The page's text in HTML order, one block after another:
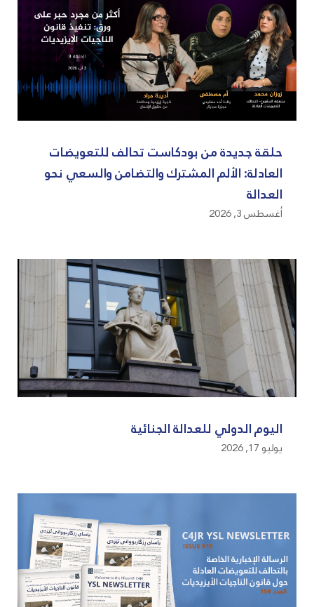
حلقة جديدة من بودكاست تحالف للتعويضات
العادلة: الألم المشترك والتضامن والسعي نحو
العدالة
أغسطس 3, 2026
اليوم الدولي للعدالة الجنائية
يوليو 17, 2026